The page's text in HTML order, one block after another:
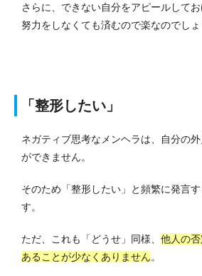
さらに、できない自分をアピールして
努力をしなくても済むので楽なのでしょ
「整形したい」
ネガティブ思考なメンヘラは、自分の
ができません。
そのため「整形したい」と頻繁に発言
す。
ただ、これも「どうせ」同様、 他人の
あることが少なくありません。